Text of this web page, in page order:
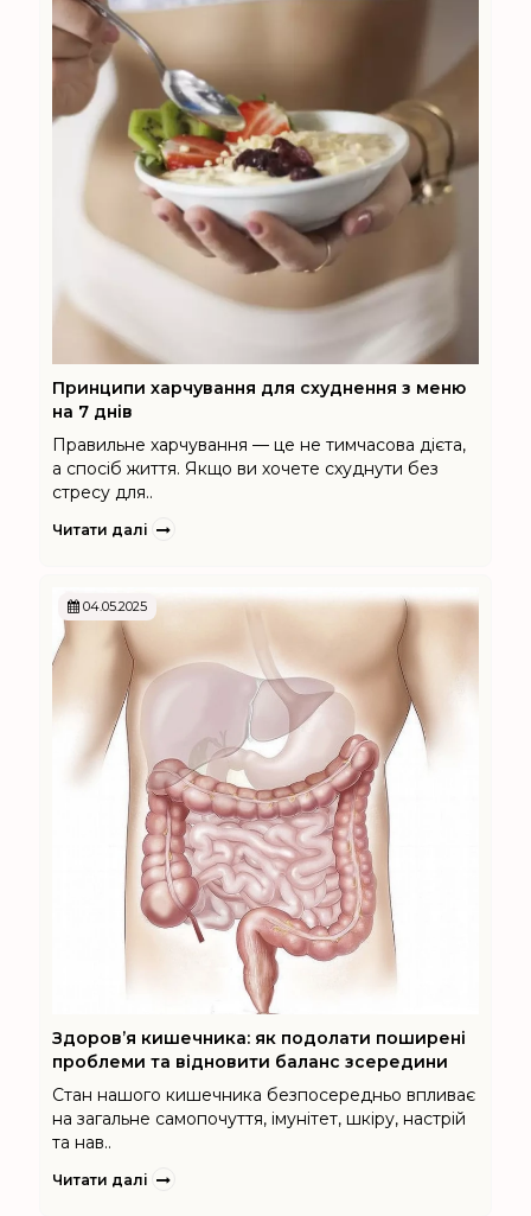
Принципи харчування для схуднення з меню
на 7 днів
Правильне харчування — це не тимчасова дієта,
а спосіб життя. Якщо ви хочете схуднути без
стресу для..
Читати далі
04.05.2025
Здоров’я кишечника: як подолати поширені
проблеми та відновити баланс зсередини
Стан нашого кишечника безпосередньо впливає
на загальне самопочуття, імунітет, шкіру, настрій
та нав..
Читати далі